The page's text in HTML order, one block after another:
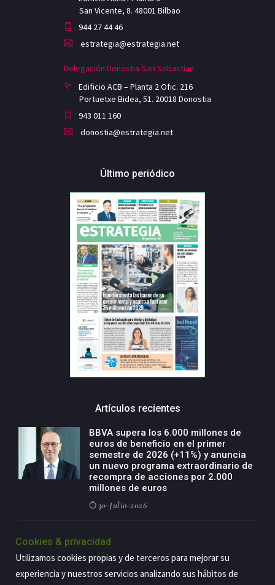
San Vicente, 8. 48001 Bilbao
944 27 44 46
estrategia@estrategia.net
Delegación Donostia-San Sebastian
Edificio ACB – Planta 2 Ofic. 216
Portuetxe Bidea, 51. 20018 Donostia
943 011 160
donostia@estrategia.net
Último periódico
Artículos recientes
BBVA supera los 6.000 millones de
euros de beneficio en el primer
semestre de 2026 (+11%) y anuncia
un nuevo programa extraordinario de
recompra de acciones por 2.000
millones de euros
30-Julio-2026
BBVA acelera el crecimiento de su
negocio agro con un modelo global
de especialización presente en siete
Cookies & privacidad
Utilizamos cookies propias y de terceros para mejorar su
experiencia y nuestros servicios analizando sus hábitos de